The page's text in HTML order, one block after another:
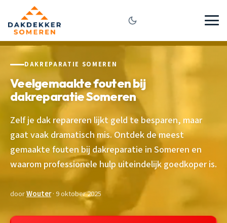
DAKREPARATIE SOMEREN
Veelgemaakte fouten bij
dakreparatie Someren
Zelf je dak repareren lijkt geld te besparen, maar
gaat vaak dramatisch mis. Ontdek de meest
gemaakte fouten bij dakreparatie in Someren en
waarom professionele hulp uiteindelijk goedkoper is.
doorWouter· 9 oktober 2025